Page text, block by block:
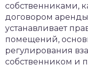
собственниками,
договором
устанавливает
помещений,
регулирования
собственником и